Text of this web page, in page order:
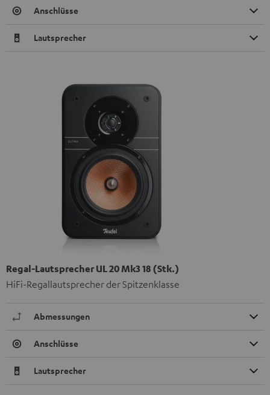
Anschlüsse
Lautsprecher
Regal-Lautsprecher UL 20 Mk3 18 (Stk.)
HiFi-Regallautsprecher der Spitzenklasse
Abmessungen
Anschlüsse
Lautsprecher